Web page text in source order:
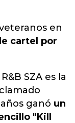
en
cartel por
SZA es la
ganó un
"Kill